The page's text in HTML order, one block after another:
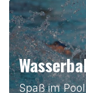
Spaß im Pool